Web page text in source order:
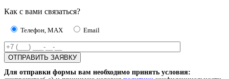
Как с вами связаться?
Телефон, MAX Email
Для отправки формы вам необходимо принять условия: